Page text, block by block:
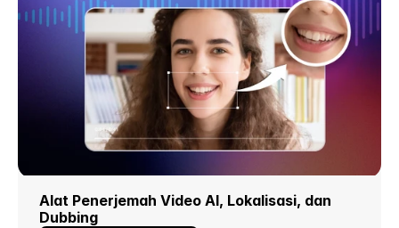
Alat Penerjemah Video AI, Lokalisasi, dan
Dubbing